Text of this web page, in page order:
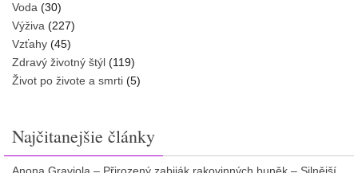
Voda (30)
Výživa (227)
Vzťahy (45)
Zdravý životný štýl (119)
Život po živote a smrti (5)
Najčitanejšie články